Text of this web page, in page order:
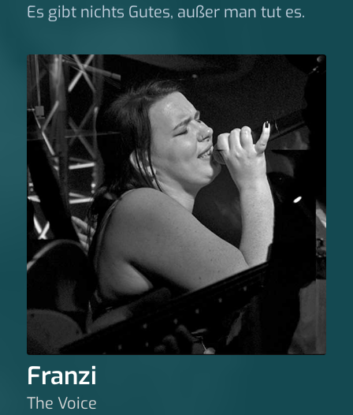
Es gibt nichts Gutes, außer man tut es.
Franzi
The Voice